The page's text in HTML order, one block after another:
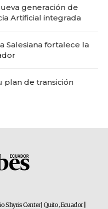
generación de
Artificial integrada
Salesiana fortalece la
plan de transición
Shyris Center | Quito, Ecuador